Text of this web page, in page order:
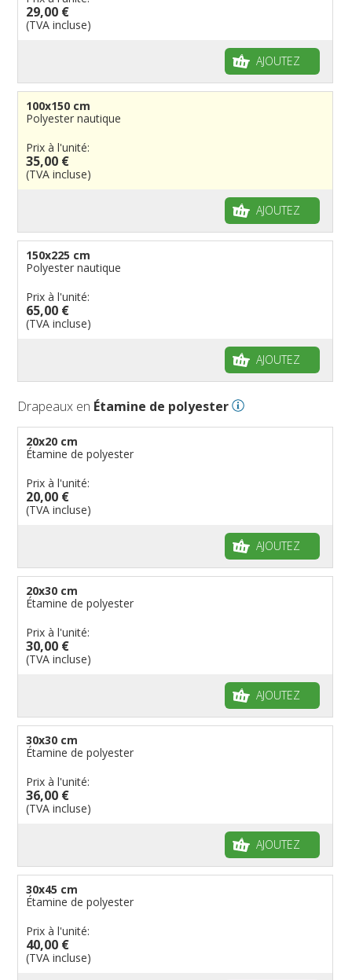
29,00 €
(TVA incluse)
AJOUTEZ
100x150 cm
Polyester nautique
Prix à l'unité:
35,00 €
(TVA incluse)
AJOUTEZ
150x225 cm
Polyester nautique
Prix à l'unité:
65,00 €
(TVA incluse)
AJOUTEZ
Drapeaux en Étamine de polyester
20x20 cm
Étamine de polyester
Prix à l'unité:
20,00 €
(TVA incluse)
AJOUTEZ
20x30 cm
Étamine de polyester
Prix à l'unité:
30,00 €
(TVA incluse)
AJOUTEZ
30x30 cm
Étamine de polyester
Prix à l'unité:
36,00 €
(TVA incluse)
AJOUTEZ
30x45 cm
Étamine de polyester
Prix à l'unité:
40,00 €
(TVA incluse)